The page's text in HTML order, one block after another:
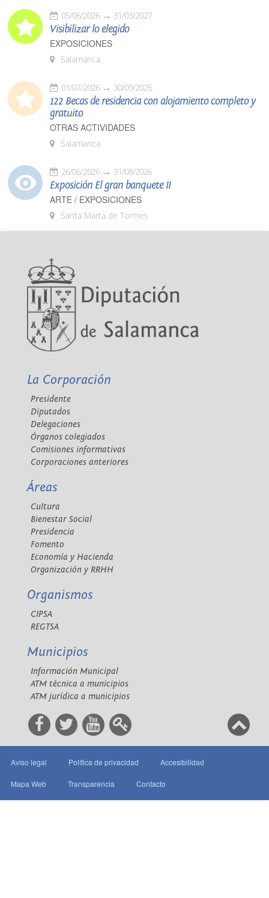
05/06/2026 31/03/2027
Visibilizar lo elegido
EXPOSICIONES
Salamanca
01/07/2026 30/09/2026
122 Becas de residencia con alojamiento completo y
gratuito
OTRAS ACTIVIDADES
Salamanca
26/06/2026 31/08/2026
Exposición El gran banquete II
ARTE / EXPOSICIONES
Santa Marta de Tormes
La Corporación
Presidente
Diputados
Delegaciones
Órganos colegiados
Comisiones informativas
Corporaciones anteriores
Áreas
Cultura
Bienestar Social
Presidencia
Fomento
Economía y Hacienda
Organización y RRHH
Organismos
CIPSA
REGTSA
Municipios
Información Municipal
ATM técnica a municipios
ATM jurídica a municipios
Aviso legal Política de privacidad Accesibilidad
Mapa Web Transparencia Contacto